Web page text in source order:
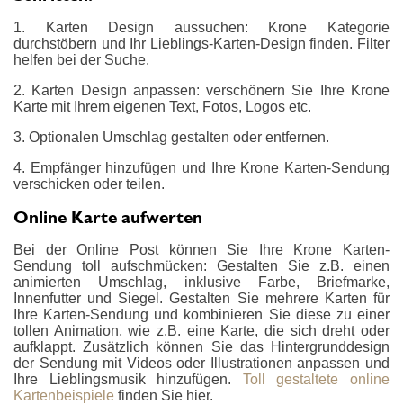
1. Karten Design aussuchen: Krone Kategorie
durchstöbern und Ihr Lieblings-Karten-Design finden. Filter
helfen bei der Suche.
2. Karten Design anpassen: verschönern Sie Ihre Krone
Karte mit Ihrem eigenen Text, Fotos, Logos etc.
3. Optionalen Umschlag gestalten oder entfernen.
4. Empfänger hinzufügen und Ihre Krone Karten-Sendung
verschicken oder teilen.
Online Karte aufwerten
Bei der Online Post können Sie Ihre Krone Karten-
Sendung toll aufschmücken: Gestalten Sie z.B. einen
animierten Umschlag, inklusive Farbe, Briefmarke,
Innenfutter und Siegel. Gestalten Sie mehrere Karten für
Ihre Karten-Sendung und kombinieren Sie diese zu einer
tollen Animation, wie z.B. eine Karte, die sich dreht oder
aufklappt. Zusätzlich können Sie das Hintergrunddesign
der Sendung mit Videos oder Illustrationen anpassen und
Ihre Lieblingsmusik hinzufügen. Toll gestaltete online
Kartenbeispiele finden Sie hier.